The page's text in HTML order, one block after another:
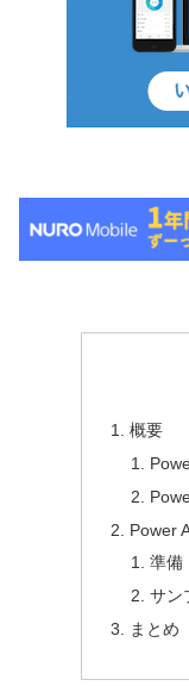
概要
Power
準備
サン
まとめ